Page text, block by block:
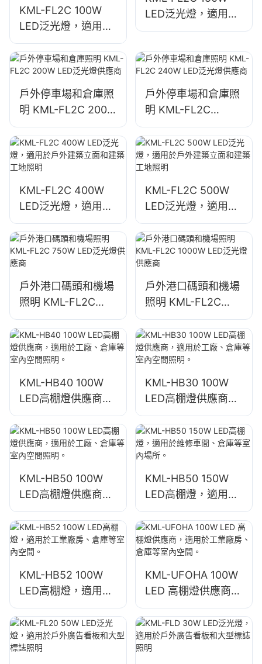
KML-FL2C 100W
LED泛光燈，適用於
戶外廣告看板和大型
標誌照明
LED泛光燈，適用於
戶外牆壁和區域照明
戶外停車場和倉庫照
明 KML-FL2C 200W
LED泛光燈供應商
戶外停車場和倉庫照
明 KML-FL2C
240W LED泛光燈供
應商
KML-FL2C 400W
LED泛光燈，適用於
戶外建築立面和建築
工地照明
KML-FL2C 500W
LED泛光燈，適用於
戶外建築立面和建築
工地照明
戶外港口碼頭和機場
照明 KML-FL2C
750W LED泛光燈供
應商
戶外港口碼頭和機場
照明 KML-FL2C
1000W LED泛光燈
供應商
KML-HB40 100W
LED高棚燈供應商，
適用於工廠、倉庫等
室內空間照明。
KML-HB30 100W
LED高棚燈供應商，
適用於工廠、倉庫等
室內空間照明。
KML-HB50 100W
LED高棚燈供應商，
適用於工廠、倉庫等
室內空間照明。
KML-HB50 150W
LED高棚燈，適用於
維修車間、倉庫等室
內場所。
KML-HB52 100W
LED高棚燈，適用於
工業廠房、倉庫等室
內空間。
KML-UFOHA 100W
LED 高棚燈供應商，
適用於工業廠房、倉
庫等室內空間。